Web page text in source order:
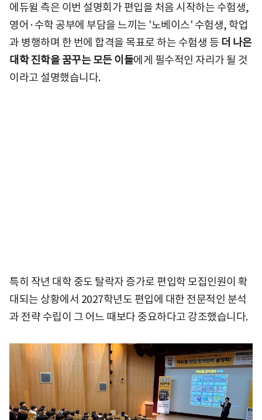
에듀윌 측은 이번 설명회가 편입을 처음 시작하는 수험생,
영어·수학 공부에 부담을 느끼는 '노베이스' 수험생, 학업
과 병행하며 한 번에 합격을 목표로 하는 수험생 등 더 나은
대학 진학을 꿈꾸는 모든 이들에게 필수적인 자리가 될 것
이라고 설명했습니다.
특히 작년 대학 중도 탈락자 증가로 편입학 모집인원이 확
대되는 상황에서 2027학년도 편입에 대한 전문적인 분석
과 전략 수립이 그 어느 때보다 중요하다고 강조했습니다.